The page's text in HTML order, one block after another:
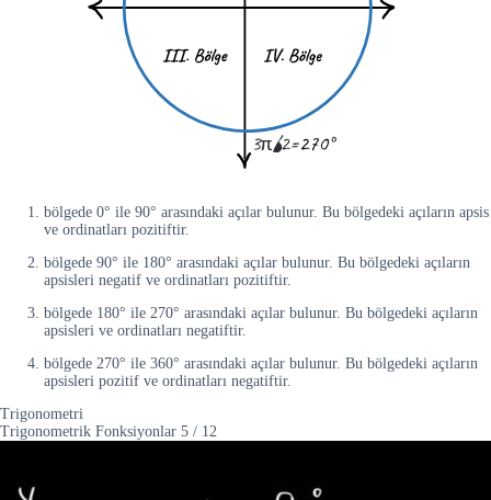
bölgede 0° ile 90° arasındaki açılar bulunur. Bu bölgedeki açıların apsis
ve ordinatları pozitiftir.
bölgede 90° ile 180° arasındaki açılar bulunur. Bu bölgedeki açıların
apsisleri negatif ve ordinatları pozitiftir.
bölgede 180° ile 270° arasındaki açılar bulunur. Bu bölgedeki açıların
apsisleri ve ordinatları negatiftir.
bölgede 270° ile 360° arasındaki açılar bulunur. Bu bölgedeki açıların
apsisleri pozitif ve ordinatları negatiftir.
Trigonometri
Trigonometrik Fonksiyonlar 5 / 12